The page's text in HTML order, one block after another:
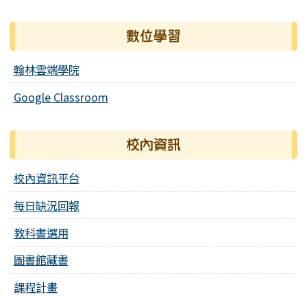
數位學習
翰林雲端學院
Google Classroom
校內資訊
校內資訊平台
每日缺況回報
教科書選用
圖書館藏書
課程計畫